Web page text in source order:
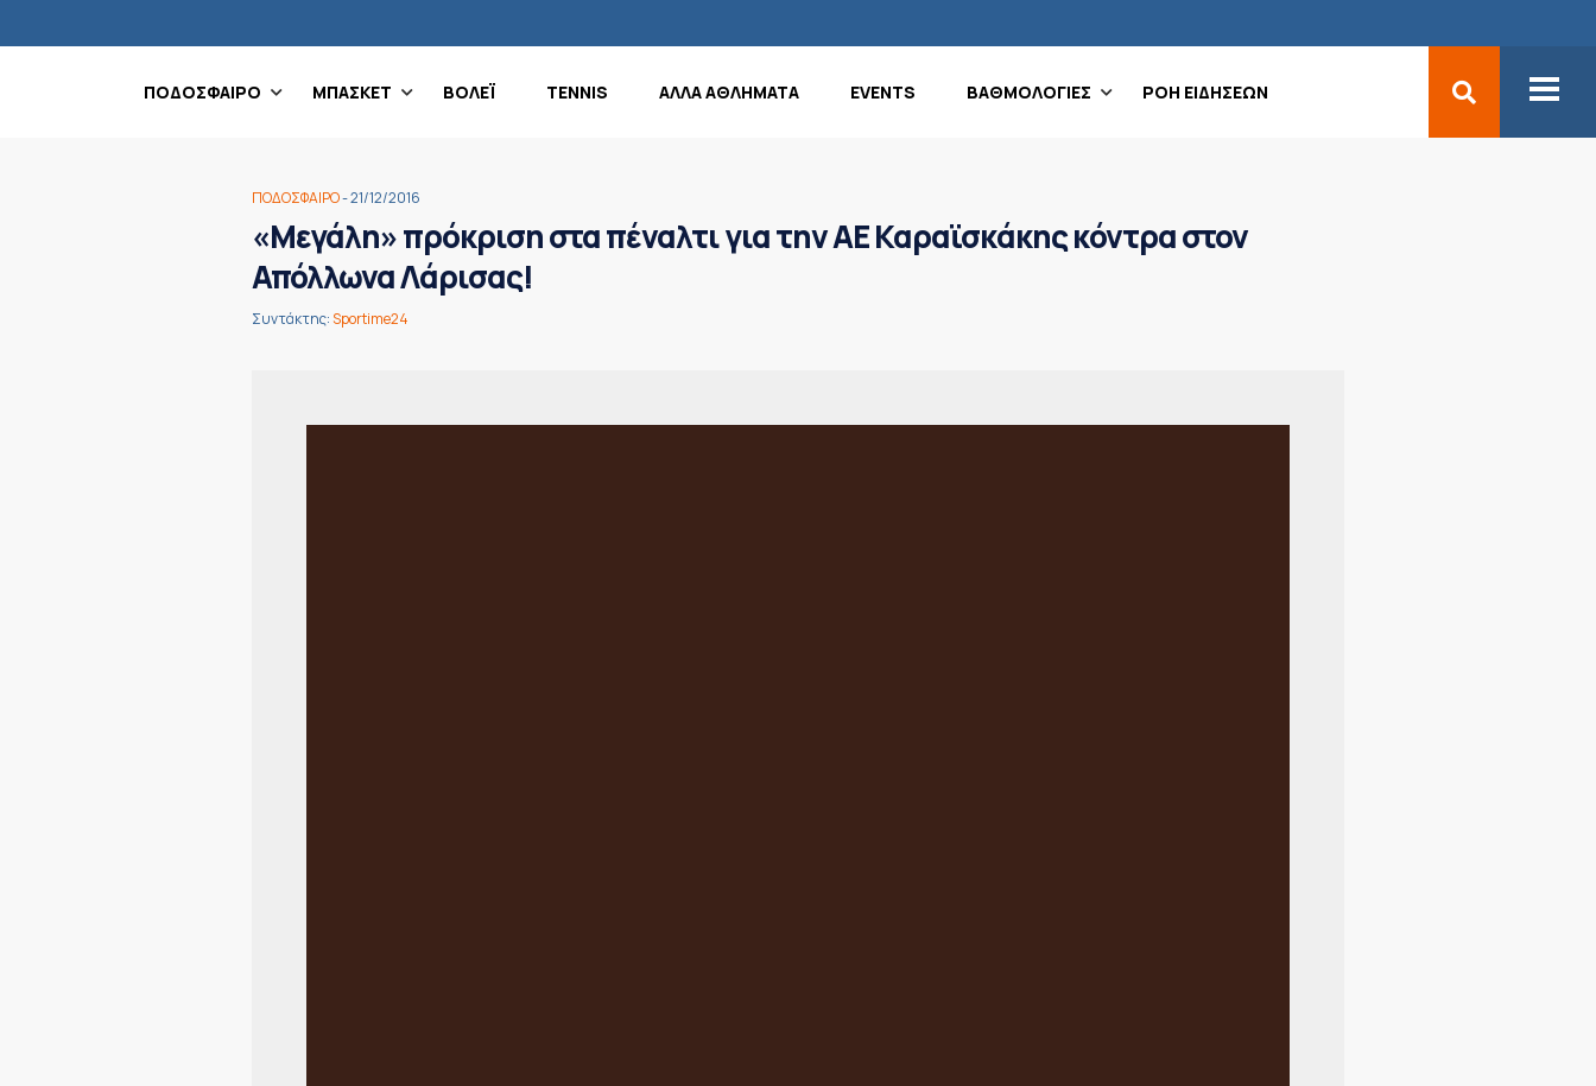
ΠΟΔΟΣΦΑΙΡΟ ΜΠΑΣΚΕΤ ΒΟΛΕΪ TENNIS ΑΛΛΑ ΑΘΛΗΜΑΤΑ EVENTS ΒΑΘΜΟΛΟΓΙΕΣ ΡΟΗ ΕΙΔΗΣΕΩΝ
ΠΟΔΟΣΦΑΙΡΟ- 21/12/2016
«Μεγάλη» πρόκριση στα πέναλτι για την ΑΕ Καραϊσκάκης κόντρα στον
Απόλλωνα Λάρισας!
Συντάκτης:Sportime24